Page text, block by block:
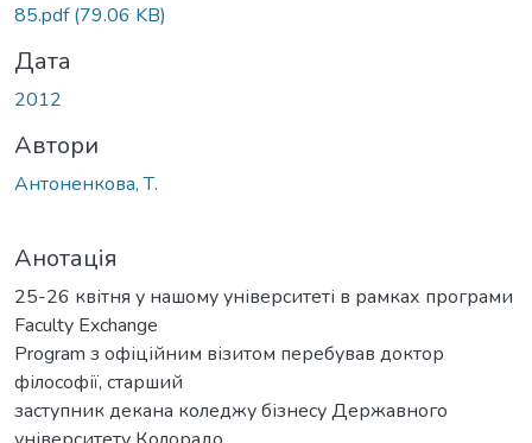
85.pdf(79.06 KB)
Дата
2012
Автори
Антоненкова, Т.
Анотація
25-26 квітня у нашому університеті в рамках програми
Faculty Exchange
Program з офіційним візитом перебував доктор
філософії, старший
заступник декана коледжу бізнесу Державного